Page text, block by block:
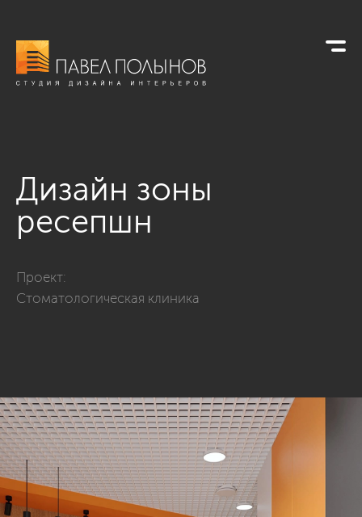
Дизайн зоны
ресепшн
Проект:
Стоматологическая клиника